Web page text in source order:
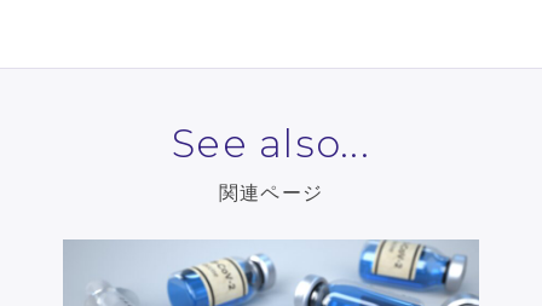
See also...
関連ページ